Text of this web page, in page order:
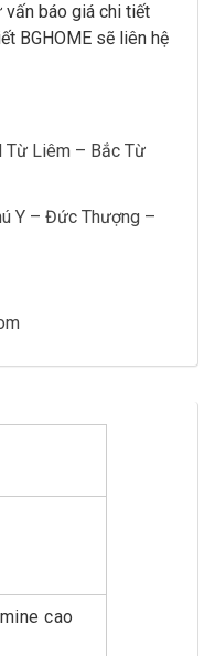
vấn báo giá chi tiết
BGHOME sẽ liên hệ
Từ Liêm – Bắc Từ
Y – Đức Thượng –
cao